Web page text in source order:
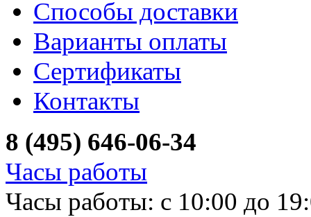
Способы доставки
Варианты оплаты
Сертификаты
Контакты
8 (495) 646-06-34
Часы работы
Часы работы: с 10:00 до